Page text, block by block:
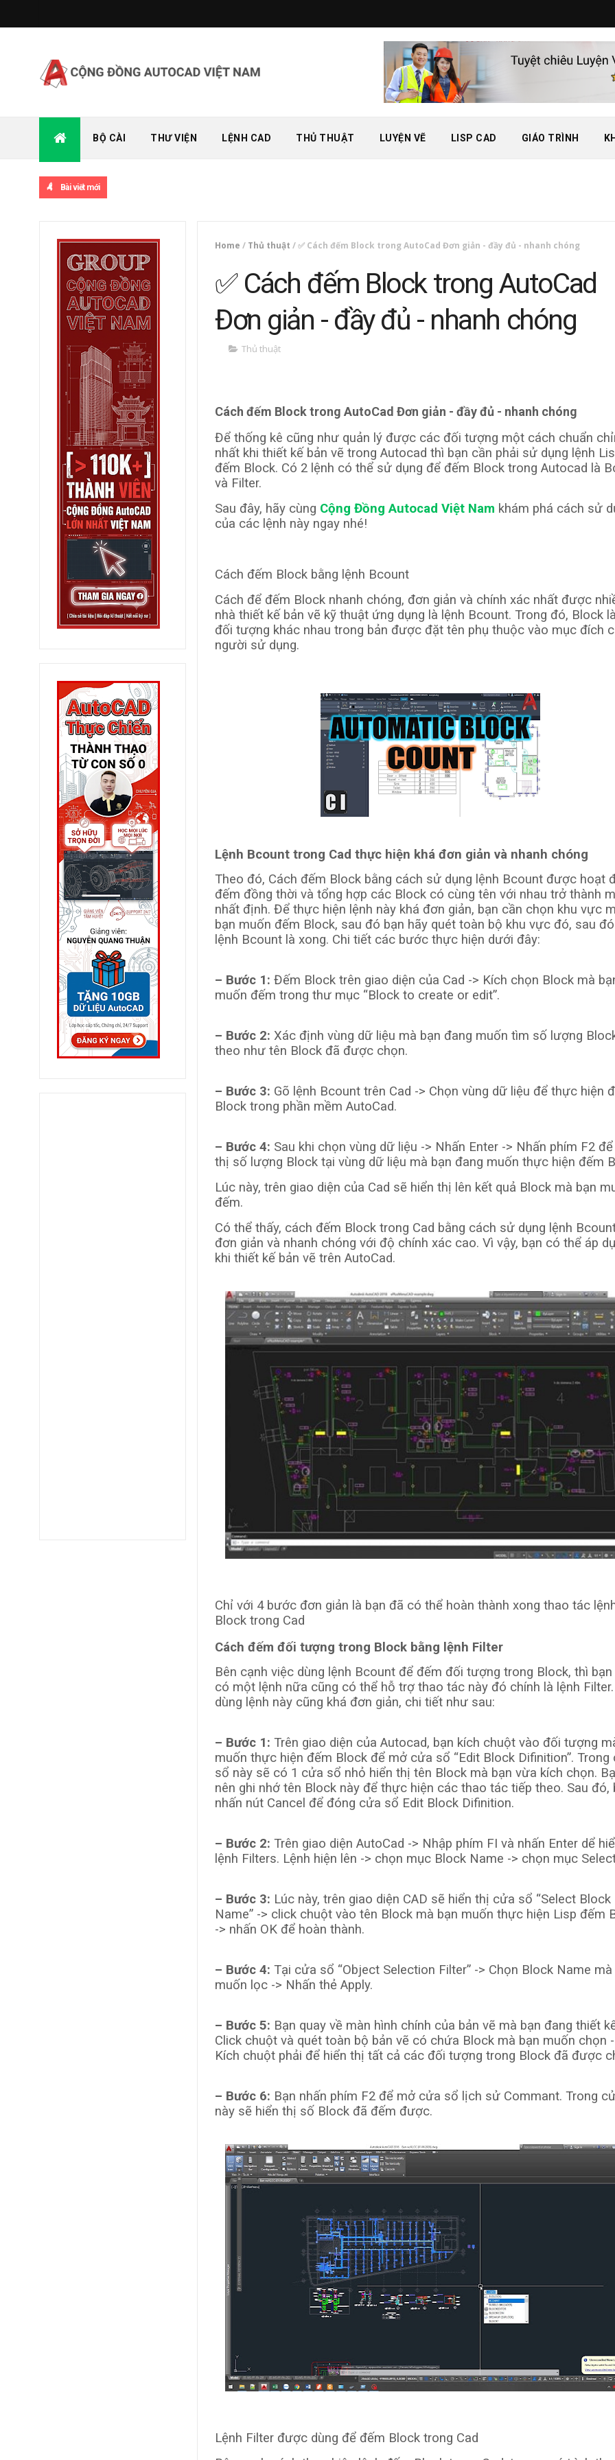
BỘ CÀI THƯ VIỆN LỆNH CAD THỦ THUẬT LUYỆN VẼ LISP CAD GIÁO TRÌNH
Bài viết mới
Home / Thủ thuật /✅ Cách đếm Block trong AutoCad Đơn giản - đầy đủ - nhanh chóng
✅ Cách đếm Block trong AutoCad
Đơn giản - đầy đủ - nhanh chóng
Thủ thuật
Cách đếm Block trong AutoCad Đơn giản - đầy đủ - nhanh chóng
Để thống kê cũng như quản lý được các đối tượng một cách chuẩn
nhất khi thiết kế bản vẽ trong Autocad thì bạn cần phải sử dụng lệnh
đếm Block. Có 2 lệnh có thể sử dụng để đếm Block trong Autocad là
và Filter.
Sau đây, hãy cùng Cộng Đồng Autocad Việt Nam khám phá cách sử
của các lệnh này ngay nhé!
Cách đếm Block bằng lệnh Bcount
Cách để đếm Block nhanh chóng, đơn giản và chính xác nhất được
nhà thiết kế bản vẽ kỹ thuật ứng dụng là lệnh Bcount. Trong đó, Block
đối tượng khác nhau trong bản được đặt tên phụ thuộc vào mục đích
người sử dụng.
Lệnh Bcount trong Cad thực hiện khá đơn giản và nhanh chóng
Theo đó, Cách đếm Block bằng cách sử dụng lệnh Bcount được hoạt
đếm đồng thời và tổng hợp các Block có cùng tên với nhau trở thành
nhất định. Để thực hiện lệnh này khá đơn giản, bạn cần chọn khu vực
bạn muốn đếm Block, sau đó bạn hãy quét toàn bộ khu vực đó, sau
lệnh Bcount là xong. Chi tiết các bước thực hiện dưới đây:
– Bước 1: Đếm Block trên giao diện của Cad -> Kích chọn Block mà
muốn đếm trong thư mục “Block to create or edit”.
– Bước 2: Xác định vùng dữ liệu mà bạn đang muốn tìm số lượng
theo như tên Block đã được chọn.
– Bước 3: Gõ lệnh Bcount trên Cad -> Chọn vùng dữ liệu để thực hiện
Block trong phần mềm AutoCad.
– Bước 4: Sau khi chọn vùng dữ liệu -> Nhấn Enter -> Nhấn phím F2
thị số lượng Block tại vùng dữ liệu mà bạn đang muốn thực hiện đếm
Lúc này, trên giao diện của Cad sẽ hiển thị lên kết quả Block mà bạn
đếm.
Có thể thấy, cách đếm Block trong Cad bằng cách sử dụng lệnh
đơn giản và nhanh chóng với độ chính xác cao. Vì vậy, bạn có thể áp
khi thiết kế bản vẽ trên AutoCad.
Chỉ với 4 bước đơn giản là bạn đã có thể hoàn thành xong thao tác
Block trong Cad
Cách đếm đối tượng trong Block bằng lệnh Filter
Bên cạnh việc dùng lệnh Bcount để đếm đối tượng trong Block, thì
có một lệnh nữa cũng có thể hỗ trợ thao tác này đó chính là lệnh
dùng lệnh này cũng khá đơn giản, chi tiết như sau:
– Bước 1:Trên giao diện của Autocad, bạn kích chuột vào đối tượng
muốn thực hiện đếm Block để mở cửa sổ “Edit Block Difinition”. Trong
sổ này sẽ có 1 cửa sổ nhỏ hiển thị tên Block mà bạn vừa kích chọn.
nên ghi nhớ tên Block này để thực hiện các thao tác tiếp theo. Sau đó,
nhấn nút Cancel để đóng cửa sổ Edit Block Difinition.
– Bước 2: Trên giao diện AutoCad -> Nhập phím FI và nhấn Enter dể
lệnh Filters. Lệnh hiện lên -> chọn mục Block Name -> chọn mục
– Bước 3: Lúc này, trên giao diện CAD sẽ hiển thị cửa sổ “Select Block
Name” -> click chuột vào tên Block mà bạn muốn thực hiện Lisp đếm
-> nhấn OK để hoàn thành.
– Bước 4: Tại cửa sổ “Object Selection Filter” -> Chọn Block Name mà
muốn lọc -> Nhấn thẻ Apply.
– Bước 5: Bạn quay về màn hình chính của bản vẽ mà bạn đang thiết
Click chuột và quét toàn bộ bản vẽ có chứa Block mà bạn muốn chọn
Kích chuột phải để hiển thị tất cả các đối tượng trong Block đã được
– Bước 6: Bạn nhấn phím F2 để mở cửa sổ lịch sử Commant. Trong
này sẽ hiển thị số Block đã đếm được.
Lệnh Filter được dùng để đếm Block trong Cad